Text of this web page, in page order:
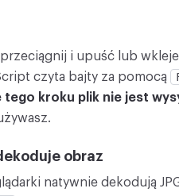
i upuść lub
czyta bajty za pomocą
tego kroku plik nie jest
obraz
natywnie dekodują